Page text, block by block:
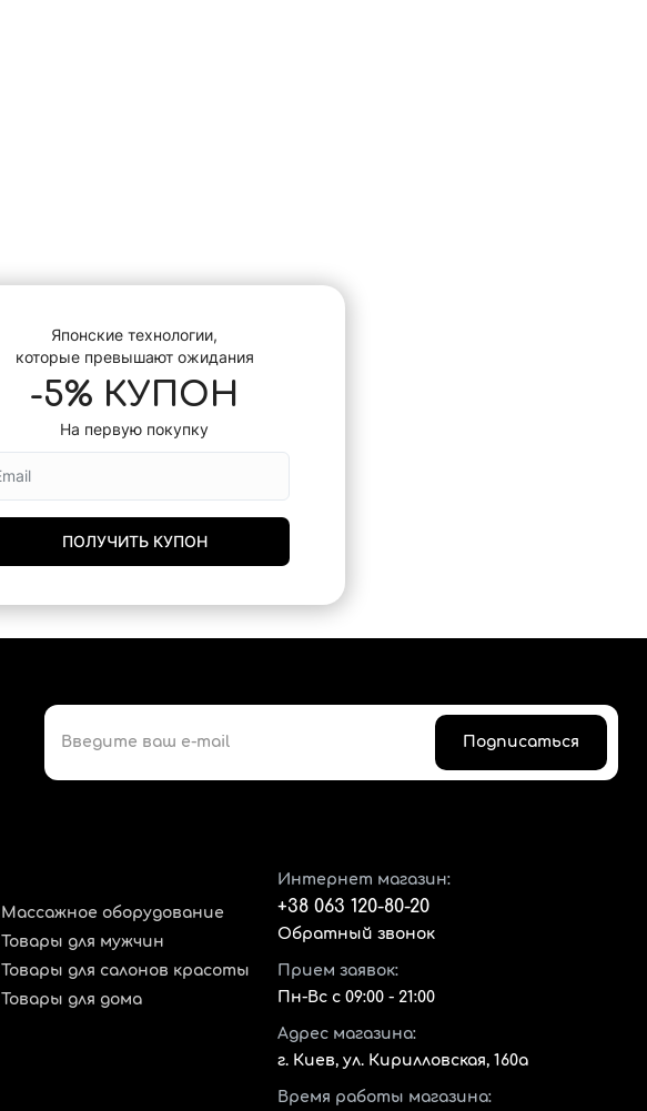
Японские технологии,
которые превышают ожидания
-5% КУПОН
На первую покупку
ПОЛУЧИТЬ КУПОН
Подписаться
Массажное оборудование
Товары для мужчин
Товары для салонов красоты
Товары для дома
Интернет магазин:
+38 063 120-80-20
Обратный звонок
Прием заявок:
Пн-Вс с 09:00 - 21:00
Адрес магазина:
г. Киев, ул. Кирилловская, 160а
Время работы магазина: